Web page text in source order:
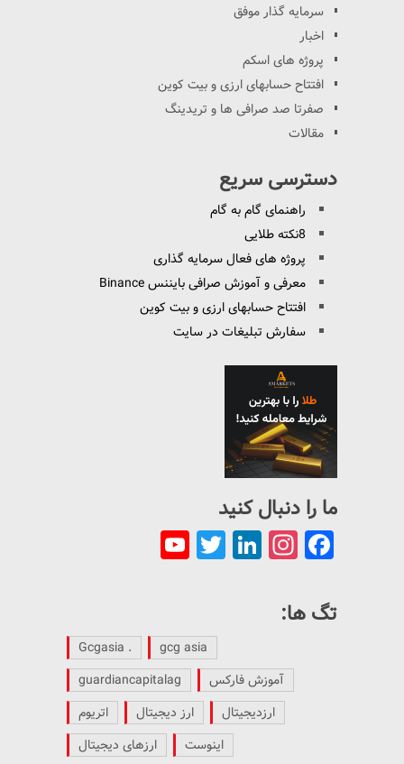
سرمایه گذار موفق
اخبار
پروژه های اسکم
افتتاح حسابهای ارزی و بیت کوین
صفرتا صد صرافی ها و تریدینگ
مقالات
دسترسی سریع
راهنمای گام به گام
8نکته طلایی
پروژه های فعال سرمایه گذاری
معرفی و آموزش صرافی بایننس Binance
افتتاح حسابهای ارزی و بیت کوین
سفارش تبلیغات در سایت
ما را دنبال کنید
Facebook
Instagram
LinkedIn
Twitter
YouTube
Channel
تگ ها:
. Gcgasia
gcg asia
guardiancapitalag
آموزش فارکس
اتریوم
ارز دیجیتال
ارزدیجیتال
ارزهای دیجیتال
اینوست